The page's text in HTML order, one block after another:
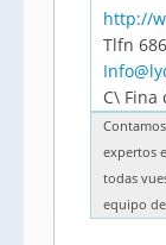
http://
Tlfn
C\ Fina
expertos
todas
equipo